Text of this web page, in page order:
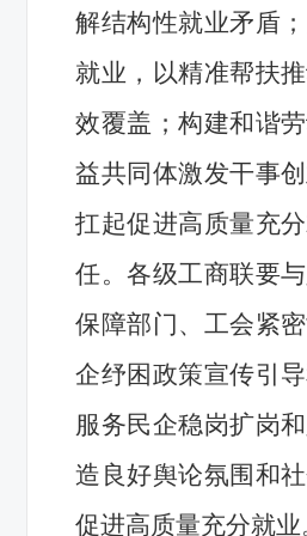
解结构性就业矛盾
就业，以精准帮扶
效覆盖；构建和谐
益共同体激发干事
扛起促进高质量充
任。各级工商联要
保障部门、工会紧
企纾困政策宣传引
服务民企稳岗扩岗
造良好舆论氛围和
促进高质量充分就业